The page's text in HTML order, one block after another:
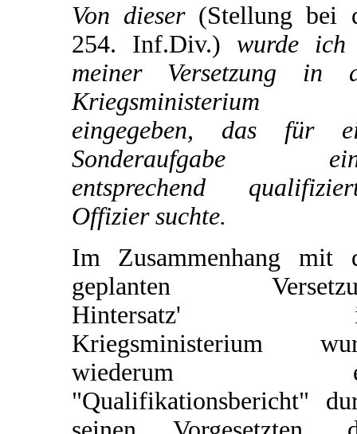
Von dieser (Stellung bei
254. Inf.Div.) wurde ich
meiner Versetzung in
Kriegsministerium
eingegeben, das für
Sonderaufgabe
entsprechend
Offizier suchte.
Im Zusammenhang mit
geplanten
Hintersatz'
Kriegsministerium
wiederum
"Qualifikationsbericht"